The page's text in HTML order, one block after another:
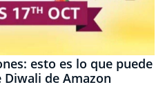
esto es lo que puede
de Amazon